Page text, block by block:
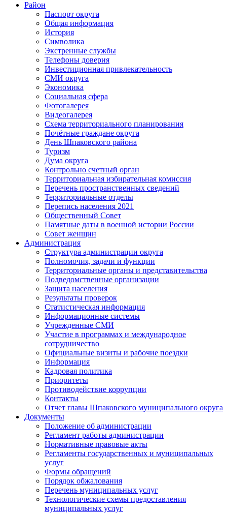
Район
Паспорт округа
Общая информация
История
Символика
Экстренные службы
Телефоны доверия
Инвестиционная привлекательность
СМИ округа
Экономика
Социальная сфера
Фотогалерея
Видеогалерея
Схема территориального планирования
Почётные граждане округа
День Шпаковского района
Туризм
Дума округа
Контрольно счетный орган
Территориальная избирательная комиссия
Перечень пространственных сведений
Территориальные отделы
Перепись населения 2021
Общественный Совет
Памятные даты в военной истории России
Совет женщин
Администрация
Структура администрации округа
Полномочия, задачи и функции
Территориальные органы и представительства
Подведомственные организации
Защита населения
Результаты проверок
Статистическая информация
Информационные системы
Учрежденные СМИ
Участие в программах и международное
сотрудничество
Официальные визиты и рабочие поездки
Информация
Кадровая политика
Приоритеты
Противодействие коррупции
Контакты
Отчет главы Шпаковского муниципального округа
Документы
Положение об администрации
Регламент работы администрации
Нормативные правовые акты
Регламенты государственных и муниципальных
услуг
Формы обращений
Порядок обжалования
Перечень муниципальных услуг
Технологические схемы предоставления
муниципальных услуг